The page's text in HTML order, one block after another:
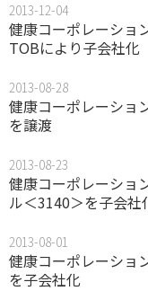
2013-12-04
健康コーポレーショ
TOBにより子会社化
2013-08-28
健康コーポレーショ
を譲渡
2013-08-23
健康コーポレーショ
ル＜3140＞を子会社
2013-08-01
健康コーポレーショ
を子会社化